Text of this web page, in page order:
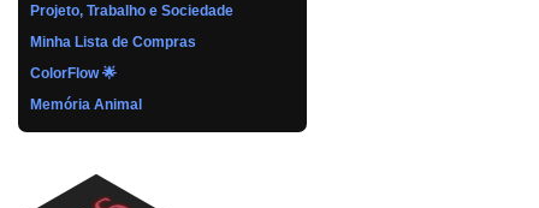
Projeto, Trabalho e Sociedade
Minha Lista de Compras
ColorFlow 🌟
Memória Animal